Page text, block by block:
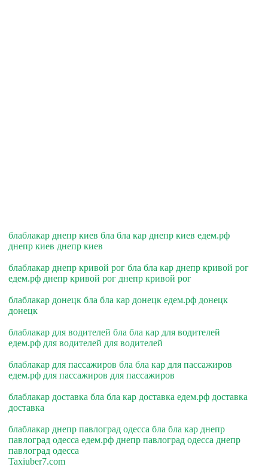
блаблакар днепр киев бла бла кар днепр киев едем.рф
днепр киев днепр киев
блаблакар днепр кривой рог бла бла кар днепр кривой рог
едем.рф днепр кривой рог днепр кривой рог
блаблакар донецк бла бла кар донецк едем.рф донецк
донецк
блаблакар для водителей бла бла кар для водителей
едем.рф для водителей для водителей
блаблакар для пассажиров бла бла кар для пассажиров
едем.рф для пассажиров для пассажиров
блаблакар доставка бла бла кар доставка едем.рф доставка
доставка
блаблакар днепр павлоград одесса бла бла кар днепр
павлоград одесса едем.рф днепр павлоград одесса днепр
павлоград одесса
Taxiuber7.com